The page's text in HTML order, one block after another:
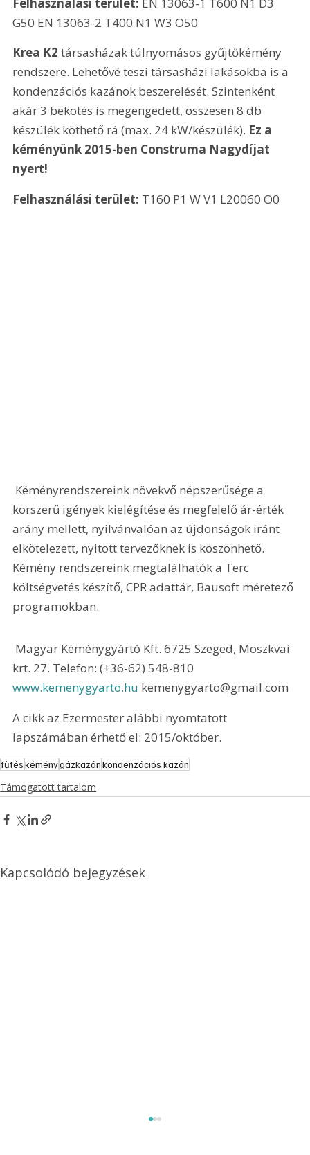
G50 EN 13063-2 T400 N1 W3 O50
Krea K2 társasházak túlnyomásos gyűjtőkémény
rendszere. Lehetővé teszi társasházi lakásokba is a
kondenzációs kazánok beszerelését. Szintenként
akár 3 bekötés is megengedett, összesen 8 db
készülék köthető rá (max. 24 kW/készülék). Ez a
kéményünk 2015-ben Construma Nagydíjat
nyert!
Felhasználási terület: T160 P1 W V1 L20060 O0
korszerű igények kielégítése és megfelelő ár-érték
arány mellett, nyilvánvalóan az újdonságok iránt
elkötelezett, nyitott tervezőknek is köszönhető.
Kémény rendszereink megtalálhatók a Terc
költségvetés készítő, CPR adattár, Bausoft méretező
programokban.
krt. 27. Telefon: (+36-62) 548-810
www.kemenygyarto.hu kemenygyarto@gmail.com
A cikk az Ezermester alábbi nyomtatott
lapszámában érhető el: 2015/október.
fűtéskéménygázkazánkondenzációs kazán
Támogatott tartalom
Kapcsolódó bejegyzések